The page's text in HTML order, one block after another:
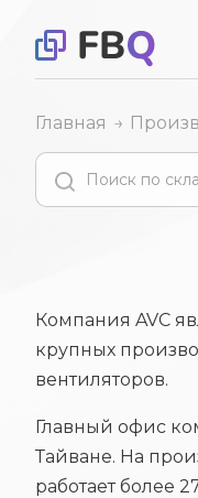
Главная
Компания AVC
крупных
вентиляторов.
Главный офис
Тайване. На
работает более